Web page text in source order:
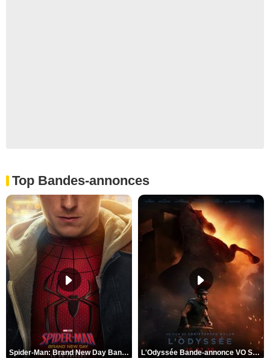
Top Bandes-annonces
Spider-Man: Brand New Day Bande-annonce VO STFR L'Odyssée Bande-annonce VO STFR